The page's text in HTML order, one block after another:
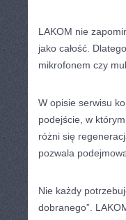
LAKOM nie
jako całość.
mikrofonem czy
W opisie serwisu
podejście, w
różni się
pozwala
Nie każdy
dobranego”.